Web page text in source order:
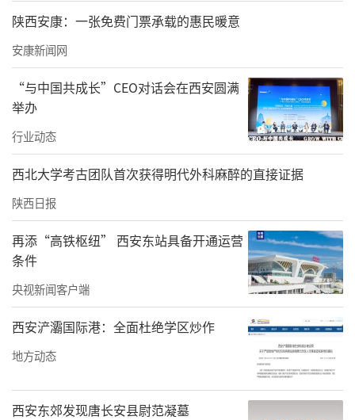
议精神，按照全省高校2025年统战工作要点，
进一步深学细悟总书记关于做好新时代党的统
一战线工作的重要思想，在助力乡村振兴、对
接秦创原和助推学校“双高建设”上引领党外
人士冲锋在前深耕细作，落实宗教工作“六个
严禁”，在抵御和防范校园传教渗透上常抓不
懈，推进民族团结进步创建，在铸牢中华民族
共同体意识上突破创新，以财经之力和财经之
为，为全省高校统战工作高质量发展贡献力
量。
来源：陕西财经职业技术学院
责任编辑：白睿祺 李晓庆
陕西安康：一张免费门票承载的惠民暖意
安康新闻网
“与中国共成长”CEO对话会在西安圆满
举办
行业动态
西北大学考古团队首次获得明代外科麻醉的直接证据
陕西日报
再添“高铁枢纽” 西安东站具备开通运营
条件
央视新闻客户端
西安浐灞国际港：全面杜绝学区炒作
地方动态
西安东郊发现唐长安县尉范凝墓